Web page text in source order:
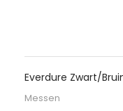
Everdure Zwart/
Messen